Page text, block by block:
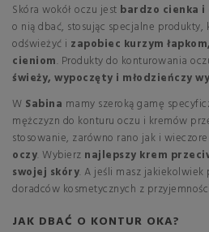
Skóra wokół oczu jest bardzo cienka
o nią dbać, stosując specjalne
odświeżyć i zapobiec kurzym
cieniom. Produkty do konturowania
świeży, wypoczęty i młodzieńczy
W Sabina mamy szeroką gamę
mężczyzn do konturu oczu i kremów
stosowanie, zarówno rano jak i
oczy. Wybierz najlepszy krem
swojej skóry. A jeśli masz jakiekolwiek
doradców kosmetycznych z
JAK DBAĆ O KONTUR OKA?